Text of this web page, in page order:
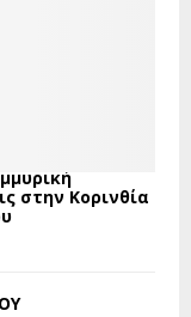
στην Κορινθία